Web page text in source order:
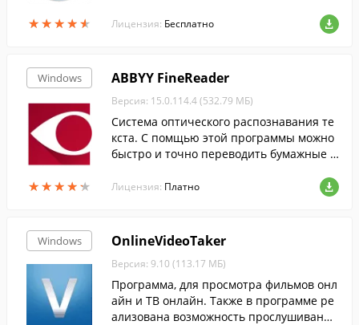
★★★★★
★★★★★ Лицензия: Бесплатно
Windows
★★★★★
★★★★★
ABBYY FineReader
Версия: 15.0.114.4 (532.79 МБ)
Cистема оптического распознавания те
кста. С помщью этой программы можно
быстро и точно переводить бумажные д
рафии документов в редактируемый фо
Лицензия: Платно
Windows OnlineVideoTaker
Версия: 9.10 (113.17 МБ)
Программа, для просмотра фильмов онл
айн и ТВ онлайн. Также в программе ре
ализована возможность прослушивания